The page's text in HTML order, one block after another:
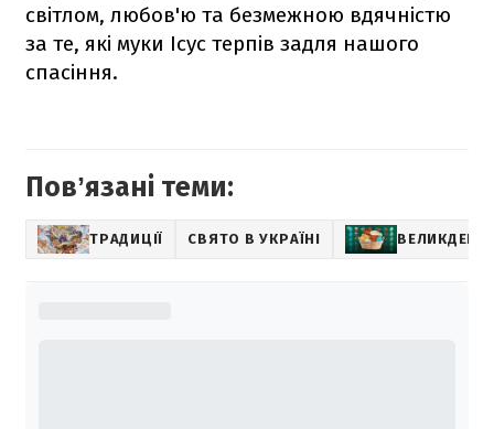
світлом, любов'ю та безмежною вдячністю
за те, які муки Ісус терпів задля нашого
спасіння.
Повʼязані теми:
ТРАДИЦІЇ СВЯТО В УКРАЇНІ ВЕЛИКДЕНЬ